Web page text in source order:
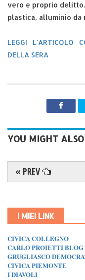
vero e proprio
plastica, alluminio
LEGGI L'ARTICOLO
DELLA SERA
YOU MIGHT
« PREV
I MIEI LINK
CIVICA COLLEGNO
CARLO PROIETTI BLOG
GRUGLIASCO
CIVICA PIEMONTE
I DIAVOLI